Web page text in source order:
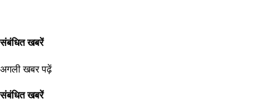
संबंधित खबरें
अगली खबर पढ़ें
संबंधित खबरें